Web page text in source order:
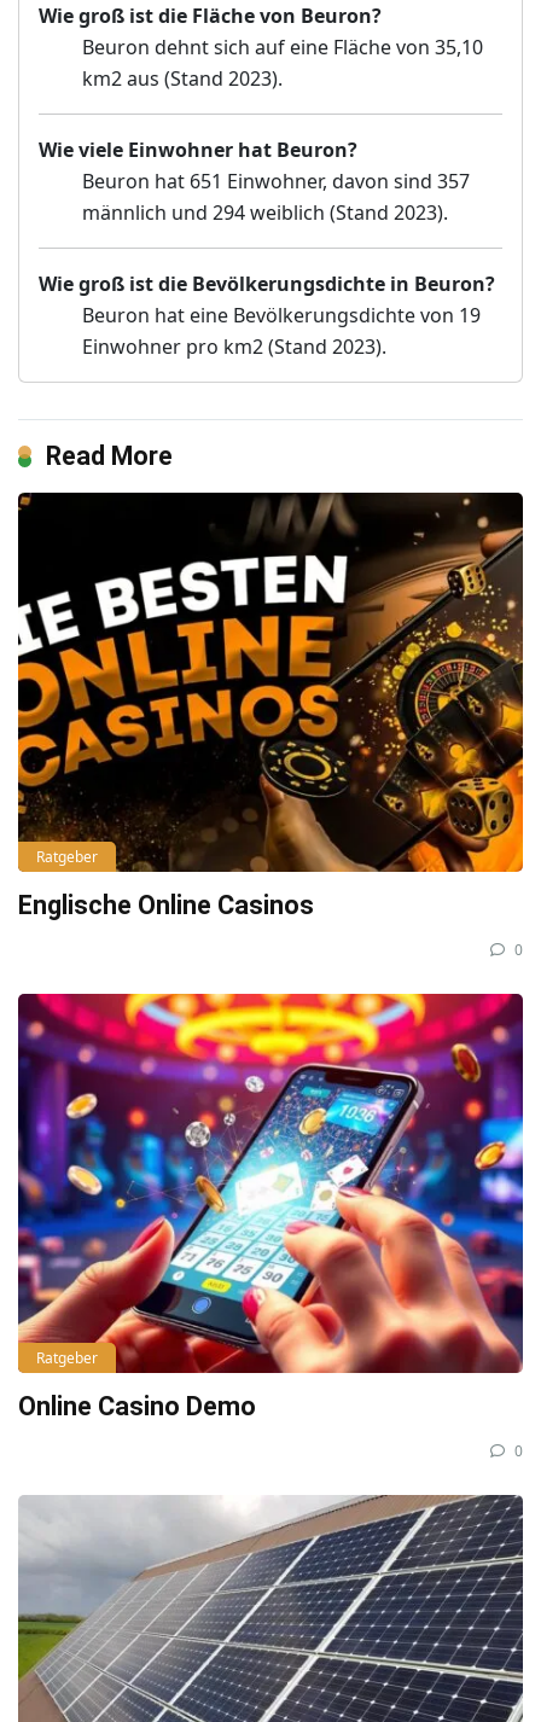
Wie groß ist die Fläche von Beuron?
Beuron dehnt sich auf eine Fläche von 35,10
km2 aus (Stand 2023).
Wie viele Einwohner hat Beuron?
Beuron hat 651 Einwohner, davon sind 357
männlich und 294 weiblich (Stand 2023).
Wie groß ist die Bevölkerungsdichte in Beuron?
Beuron hat eine Bevölkerungsdichte von 19
Einwohner pro km2 (Stand 2023).
Read More
Ratgeber
Englische Online Casinos
0
Ratgeber
Online Casino Demo
0